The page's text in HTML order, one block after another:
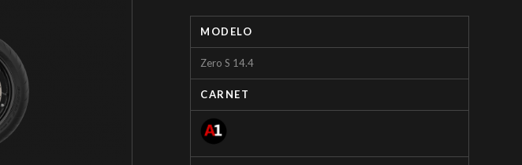
MODELO
Zero S 14.4
CARNET